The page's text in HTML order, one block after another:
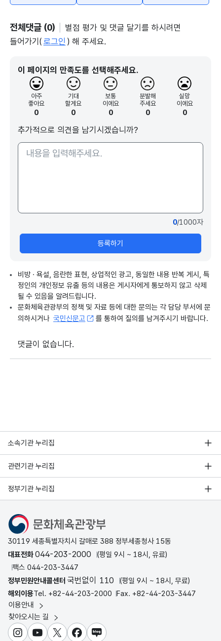
전체댓글 (0)
별점 평가 및 댓글 달기를 하시려면
들어가기( 로그인 ) 해 주세요.
이 페이지의 만족도를 선택해주세요.
아주
좋아요
0
기대
할게요
0
보통
이에요
0
분발해
주세요
0
실망
이에요
0
추가적으로 의견을 남기시겠습니까?
0/1000자
등록하기
비방 · 욕설, 음란한 표현, 상업적인 광고, 동일한 내용 반복 게시, 특
정인의 개인정보 유출 등의 내용은 게시자에게 통보하지 않고 삭제
될 수 있음을 알려드립니다.
문화체육관광부의 정책 및 자료 등에 대한 문의는 각 담당 부서에 문
의하시거나 국민신문고 를 통하여 질의를 남겨주시기 바랍니다.
댓글이 없습니다.
소속기관 누리집
관련기관 누리집
정부기관 누리집
문화체육관광부
30119 세종특별자치시 갈매로 388 정부세종청사 15동
대표전화044-203-2000
(평일 9시 ~ 18시, 유료)
팩스 044-203-3447
정부민원안내콜센터 국번없이 110
(평일 9시 ~ 18시, 무료)
해외이용Tel. +82-44-203-2000 Fax. +82-44-203-3447
이용안내
찾아오시는 길
인스타그램
유튜브X 페이스북
블로그